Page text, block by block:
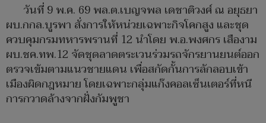
วันที่ 9 พ.ค. 69 พล.ต.เบญจพล เดชาติวงศ์ ณ อยุธยา
ผบ.กกล.บูรพา สั่งการให้หน่วยเฉพาะกิจโคกสูง และชุด
ควบคุมกรมทหารพรานที่ 12 นำโดย พ.อ.พงศกร เสืองาม
ผบ.ชค.ทพ.12 จัดชุดลาดตระเวนร่วมรถจักรยานยนต์ออก
ตรวจเข้มตามแนวชายแดน เพื่อสกัดกั้นการลักลอบเข้า
เมืองผิดกฎหมาย โดยเฉพาะกลุ่มแก๊งคอลเซ็นเตอร์ที่หนี
การกวาดล้างจากฝั่งกัมพูชา